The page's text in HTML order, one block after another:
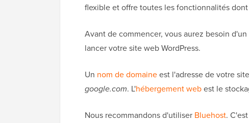
flexible et offre toutes les fonctionnalités
Avant de commencer, vous aurez besoin d'un
lancer votre site web WordPress.
Un nom de domaineest l'adresse de votre
google.com. L'hébergement webest le
Nous recommandons d'utiliser Bluehost.